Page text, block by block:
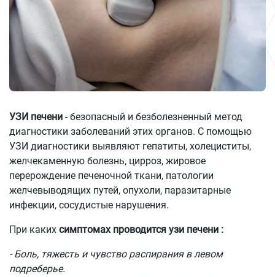
УЗИ печени - безопасный и безболезненный метод
диагностики заболеваний этих органов. С помощью
УЗИ диагностики выявляют гепатиты, холециститы,
желчекаменную болезнь, цирроз, жировое
перерождение печеночной ткани, патологии
желчевыводящих путей, опухоли, паразитарные
инфекции, сосудистые нарушения.
При каких симптомах проводится узи печени :
- Боль, тяжесть и чувство распирания в левом
подреберье.